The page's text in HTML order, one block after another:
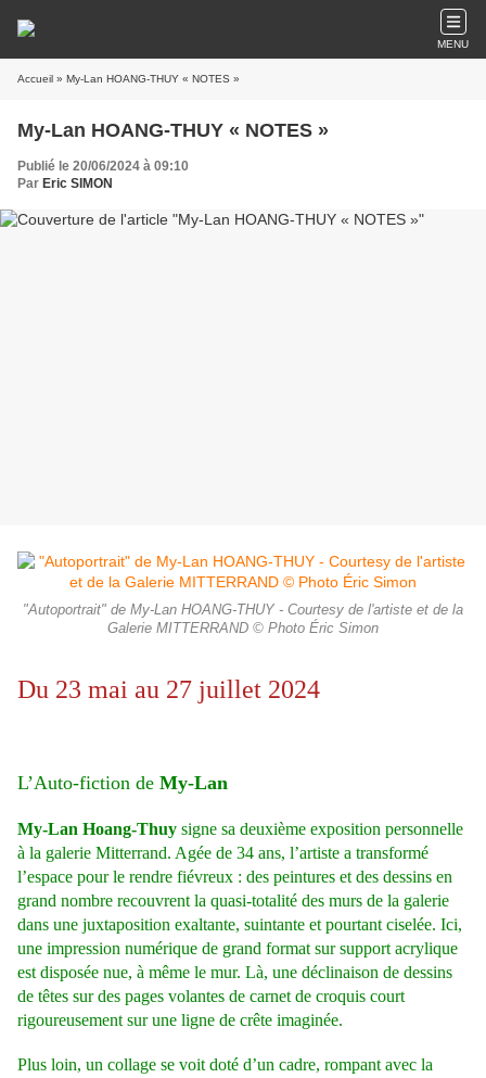
MENU
Accueil » My-Lan HOANG-THUY « NOTES »
My-Lan HOANG-THUY « NOTES »
Publié le 20/06/2024 à 09:10
Par Eric SIMON
"Autoportrait" de My-Lan HOANG-THUY - Courtesy de l'artiste et de la
Galerie MITTERRAND © Photo Éric Simon
Du 23 mai au 27 juillet 2024
L’Auto-fiction de My-Lan
My-Lan Hoang-Thuy signe sa deuxième exposition personnelle
à la galerie Mitterrand. Agée de 34 ans, l’artiste a transformé
l’espace pour le rendre fiévreux : des peintures et des dessins en
grand nombre recouvrent la quasi-totalité des murs de la galerie
dans une juxtaposition exaltante, suintante et pourtant ciselée. Ici,
une impression numérique de grand format sur support acrylique
est disposée nue, à même le mur. Là, une déclinaison de dessins
de têtes sur des pages volantes de carnet de croquis court
rigoureusement sur une ligne de crête imaginée.
Plus loin, un collage se voit doté d’un cadre, rompant avec la